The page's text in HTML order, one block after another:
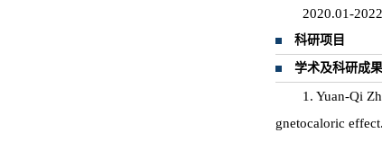
2020.01-
科研项目
学术及科研成
1. Yuan-Qi
gnetocaloric